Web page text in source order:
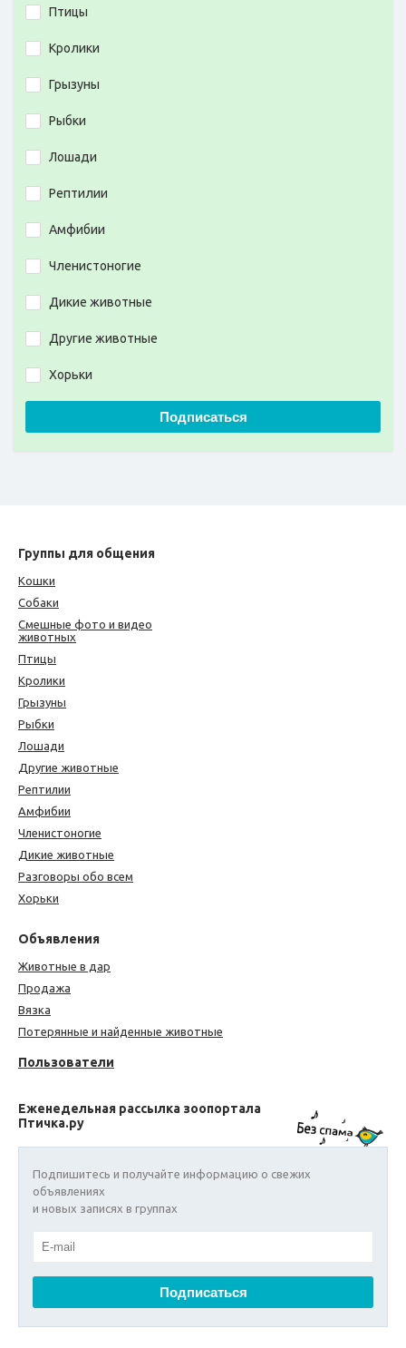
Птицы
Кролики
Грызуны
Рыбки
Лошади
Рептилии
Амфибии
Членистоногие
Дикие животные
Другие животные
Хорьки
Подписаться
Группы для общения
Кошки
Собаки
Смешные фото и видео
животных
Птицы
Кролики
Грызуны
Рыбки
Лошади
Другие животные
Рептилии
Амфибии
Членистоногие
Дикие животные
Разговоры обо всем
Хорьки
Объявления
Животные в дар
Продажа
Вязка
Потерянные и найденные животные
Пользователи
Еженедельная рассылка зоопортала
Птичка.ру
Подпишитесь и получайте информацию о свежих
объявлениях
и новых записях в группах